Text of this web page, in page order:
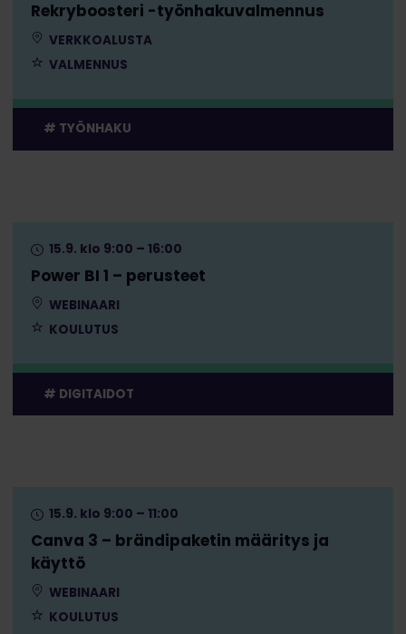
Rekryboosteri -työnhakuvalmennus
VERKKOALUSTA
VALMENNUS
TYÖNHAKU
Power BI 1 – perusteet
15.9. klo 9:00 – 16:00
WEBINAARI
KOULUTUS
DIGITAIDOT
Canva 3 – brändipaketin määritys ja
käyttö
15.9. klo 9:00 – 11:00
WEBINAARI
KOULUTUS